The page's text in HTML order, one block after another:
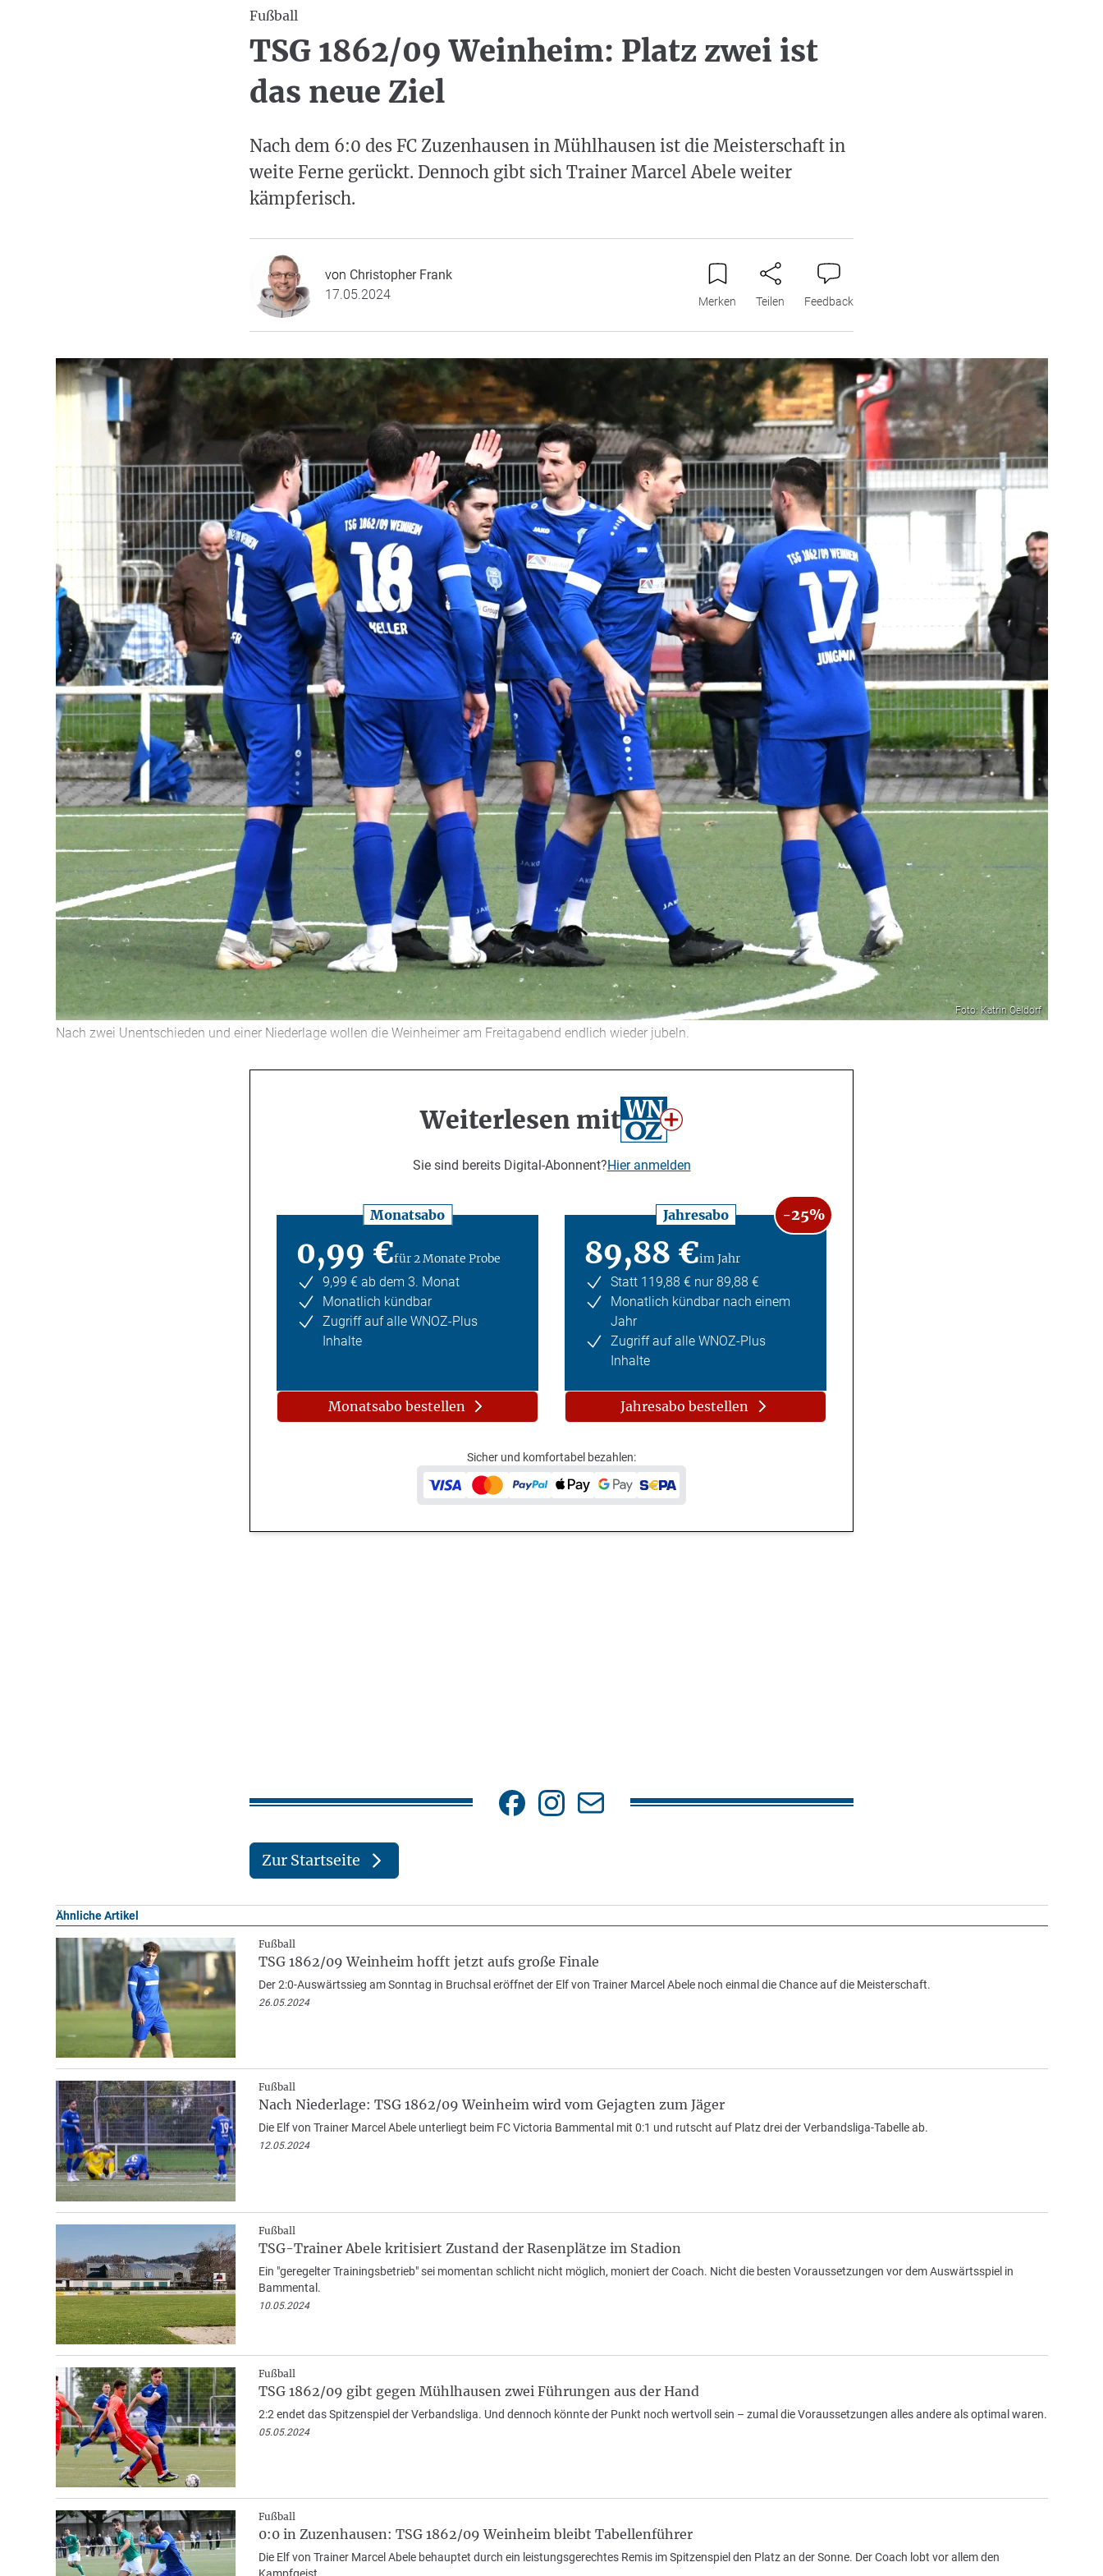
Fußball
TSG 1862/09 Weinheim: Platz zwei ist
das neue Ziel
Nach dem 6:0 des FC Zuzenhausen in Mühlhausen ist die Meisterschaft in
weite Ferne gerückt. Dennoch gibt sich Trainer Marcel Abele weiter
kämpferisch.
von Christopher Frank
17.05.2024
Merken Teilen Feedback
Foto: Katrin Oeldorf
Nach zwei Unentschieden und einer Niederlage wollen die Weinheimer am Freitagabend endlich wieder jubeln.
Weiterlesen mit
Sie sind bereits Digital-Abonnent?Hier anmelden
Monatsabo
0,99 €für 2 Monate Probe
9,99 € ab dem 3. Monat
Monatlich kündbar
Zugriff auf alle WNOZ-Plus
Inhalte
Monatsabo bestellen
Jahresabo -25%
89,88 €im Jahr
Statt 119,88 € nur 89,88 €
Monatlich kündbar nach einem
Jahr
Zugriff auf alle WNOZ-Plus
Inhalte
Jahresabo bestellen
Sicher und komfortabel bezahlen:
Zur Startseite
Ähnliche Artikel
Fußball
TSG 1862/09 Weinheim hofft jetzt aufs große Finale
Der 2:0-Auswärtssieg am Sonntag in Bruchsal eröffnet der Elf von Trainer Marcel Abele noch einmal die Chance auf die Meisterschaft.
26.05.2024
Fußball
Nach Niederlage: TSG 1862/09 Weinheim wird vom Gejagten zum Jäger
Die Elf von Trainer Marcel Abele unterliegt beim FC Victoria Bammental mit 0:1 und rutscht auf Platz drei der Verbandsliga-Tabelle ab.
12.05.2024
Fußball
TSG-Trainer Abele kritisiert Zustand der Rasenplätze im Stadion
Ein "geregelter Trainingsbetrieb" sei momentan schlicht nicht möglich, moniert der Coach. Nicht die besten Voraussetzungen vor dem Auswärtsspiel in
Bammental.
10.05.2024
Fußball
TSG 1862/09 gibt gegen Mühlhausen zwei Führungen aus der Hand
2:2 endet das Spitzenspiel der Verbandsliga. Und dennoch könnte der Punkt noch wertvoll sein – zumal die Voraussetzungen alles andere als optimal waren.
05.05.2024
Fußball
0:0 in Zuzenhausen: TSG 1862/09 Weinheim bleibt Tabellenführer
Die Elf von Trainer Marcel Abele behauptet durch ein leistungsgerechtes Remis im Spitzenspiel den Platz an der Sonne. Der Coach lobt vor allem den